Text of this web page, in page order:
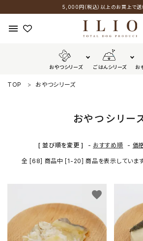
5,000円（税込）以上のお買上で送
menu
おやつシリーズ ごはんシリーズ お
おやつシリーズ
ごはんシリーズ
おもちゃシリーズ
支払い方法について
TOP おやつシリーズ
おやつシリー
[ 並び順を変更 ] - おすすめ順 - 価
全 [68] 商品中 [1-20] 商品を表示していま
favorite